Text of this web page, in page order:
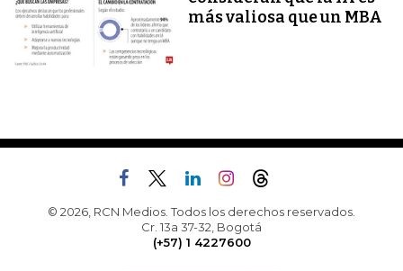
más valiosa que un MBA
© 2026, RCN Medios. Todos los derechos reservados.
Cr. 13a 37-32, Bogotá
(+57) 1 4227600